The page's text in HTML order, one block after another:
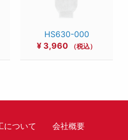
HS630-000
¥ 3,960 （税込）
について 会社概要